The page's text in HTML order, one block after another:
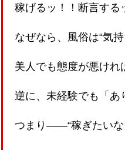
稼げるッ！！断言する
なぜなら、風俗は“気
美人でも態度が悪けれ
逆に、未経験でも「あ
つまり――“稼ぎたいな